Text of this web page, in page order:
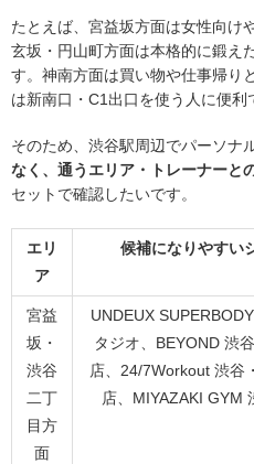
たとえば、宮益坂方面は女性向け
玄坂・円山町方面は本格的に鍛え
す。神南方面は買い物や仕事帰り
は新南口・C1出口を使う人に便利
そのため、渋谷駅周辺でパーソナ
なく、通うエリア・トレーナーと
セットで確認したいです。
エリ
ア
候補になりやすい
宮益
坂・
渋谷
二丁
目方
面
UNDEUX
タジオ、BEYOND 渋
店、24/7Workout 渋谷
店、MIYAZAKI GYM